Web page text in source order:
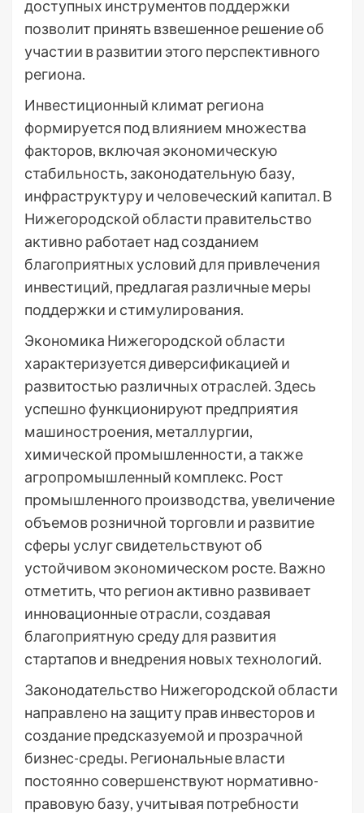
доступных инструментов поддержки
позволит принять взвешенное решение об
участии в развитии этого перспективного
региона.
Инвестиционный климат региона
формируется под влиянием множества
факторов, включая экономическую
стабильность, законодательную базу,
инфраструктуру и человеческий капитал. В
Нижегородской области правительство
активно работает над созданием
благоприятных условий для привлечения
инвестиций, предлагая различные меры
поддержки и стимулирования.
Экономика Нижегородской области
характеризуется диверсификацией и
развитостью различных отраслей. Здесь
успешно функционируют предприятия
машиностроения, металлургии,
химической промышленности, а также
агропромышленный комплекс. Рост
промышленного производства, увеличение
объемов розничной торговли и развитие
сферы услуг свидетельствуют об
устойчивом экономическом росте. Важно
отметить, что регион активно развивает
инновационные отрасли, создавая
благоприятную среду для развития
стартапов и внедрения новых технологий.
Законодательство Нижегородской области
направлено на защиту прав инвесторов и
создание предсказуемой и прозрачной
бизнес-среды. Региональные власти
постоянно совершенствуют нормативно-
правовую базу, учитывая потребности